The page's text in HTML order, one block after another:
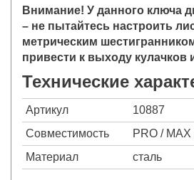
Внимание! У данного ключа
– не пытайтесь настроить
метрическим
привести к выходу кулачков
Технические
Артикул
10887
Совместимость
PRO /
Материал
сталь